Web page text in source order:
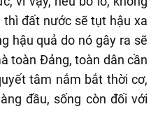
đất nước sẽ tụt hậu xa
hậu quả do nó gây ra sẽ
toàn Đảng, toàn dân cần
tâm nắm bắt thời cơ,
đầu, sống còn đối với